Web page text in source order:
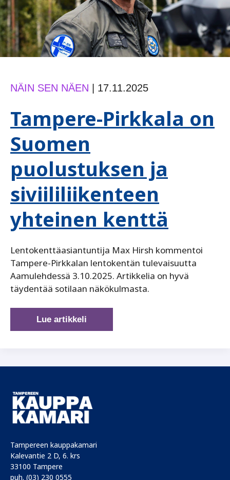
NÄIN SEN NÄEN 17.11.2025
Tampere-Pirkkala on
Suomen
puolustuksen ja
siviililiikenteen
yhteinen kenttä
Lentokenttäasiantuntija Max Hirsh kommentoi
Tampere-Pirkkalan lentokentän tulevaisuutta
Aamulehdessä 3.10.2025. Artikkelia on hyvä
täydentää sotilaan näkökulmasta.
Tampere-
Pirkkala
siviililiikenteen
yhteinen
kenttä
Lue artikkeli
Tampereen kauppakamari
Kalevantie 2 D, 6. krs
33100 Tampere
puh. (03) 230 0555